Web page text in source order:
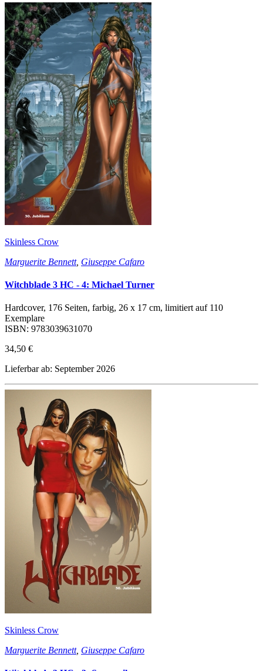
Skinless Crow
Marguerite Bennett, Giuseppe Cafaro
Witchblade 3 HC - 4: Michael Turner
Hardcover, 176 Seiten, farbig, 26 x 17 cm, limitiert auf 110
Exemplare
ISBN: 9783039631070
34,50 €
Lieferbar ab: September 2026
Skinless Crow
Marguerite Bennett, Giuseppe Cafaro